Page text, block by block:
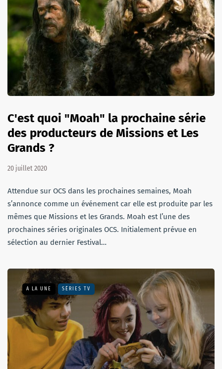
C'est quoi "Moah" la prochaine série
des producteurs de Missions et Les
Grands ?
20 juillet 2020
Attendue sur OCS dans les prochaines semaines, Moah
s’annonce comme un événement car elle est produite par les
mêmes que Missions et les Grands. Moah est l’une des
prochaines séries originales OCS. Initialement prévue en
sélection au dernier Festival…
A LA UNE SÉRIES TV